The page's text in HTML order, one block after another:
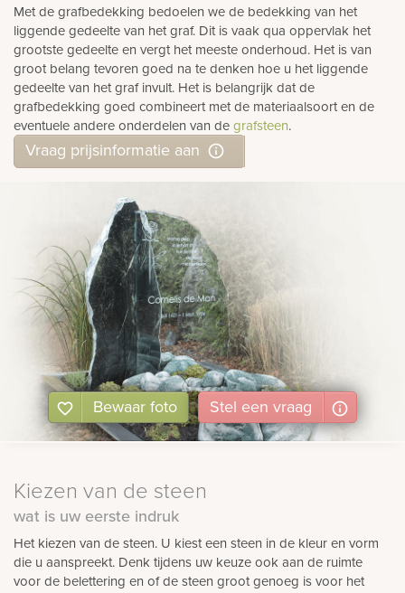
Met de grafbedekking bedoelen we de bedekking van het
liggende gedeelte van het graf. Dit is vaak qua oppervlak het
grootste gedeelte en vergt het meeste onderhoud. Het is van
groot belang tevoren goed na te denken hoe u het liggende
gedeelte van het graf invult. Het is belangrijk dat de
grafbedekking goed combineert met de materiaalsoort en de
eventuele andere onderdelen van degrafsteen.
Vraag prijsinformatie aan
Bewaar foto Stel een vraag
Kiezen van de steen
wat is uw eerste indruk
Het kiezen van de steen. U kiest een steen in de kleur en vorm
die u aanspreekt. Denk tijdens uw keuze ook aan de ruimte
voor de belettering en of de steen groot genoeg is voor het